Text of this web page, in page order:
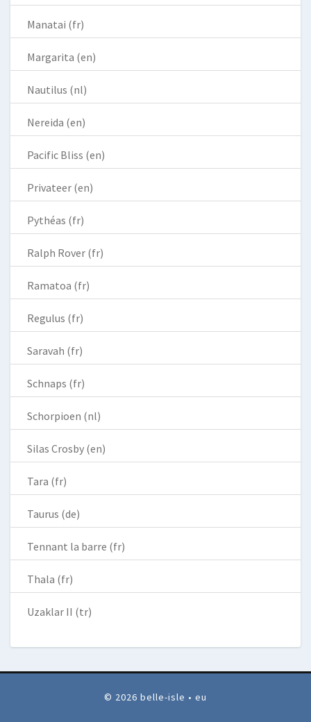
Manatai (fr)
Margarita (en)
Nautilus (nl)
Nereida (en)
Pacific Bliss (en)
Privateer (en)
Pythéas (fr)
Ralph Rover (fr)
Ramatoa (fr)
Regulus (fr)
Saravah (fr)
Schnaps (fr)
Schorpioen (nl)
Silas Crosby (en)
Tara (fr)
Taurus (de)
Tennant la barre (fr)
Thala (fr)
Uzaklar II (tr)
© 2026 belle-isle • eu